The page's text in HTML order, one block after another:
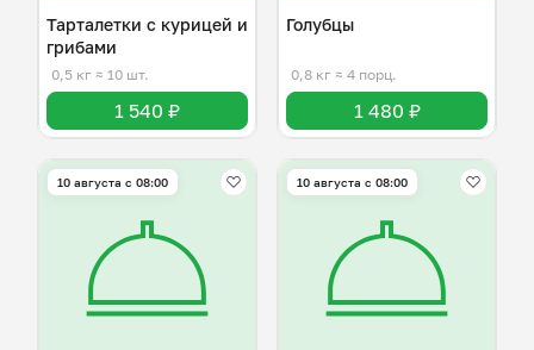
Тарталетки с курицей и
грибами
0,5 кг ≈ 10 шт.
1 540 ₽
Голубцы
0,8 кг ≈ 4 порц.
1 480 ₽
10 августа с 08:00 10 августа с 08:00